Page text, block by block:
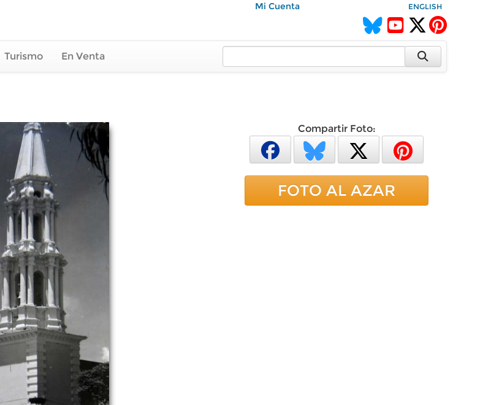
Mi Cuenta ENGLISH
Turismo En Venta
Compartir Foto:
FOTO AL AZAR